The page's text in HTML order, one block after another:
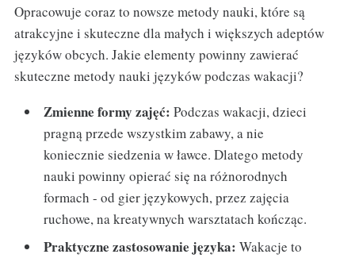
Opracowuje coraz to nowsze metody nauki, które są
atrakcyjne i skuteczne dla małych i większych adeptów
języków obcych. Jakie elementy powinny zawierać
skuteczne metody nauki języków podczas wakacji?
Zmienne formy zajęć: Podczas wakacji, dzieci
pragną przede wszystkim zabawy, a nie
koniecznie siedzenia w ławce. Dlatego metody
nauki powinny opierać się na różnorodnych
formach - od gier językowych, przez zajęcia
ruchowe, na kreatywnych warsztatach kończąc.
Praktyczne zastosowanie języka: Wakacje to